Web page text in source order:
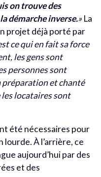
on trouve des
démarche inverse.» La
projet déjà porté par
ce qui en fait sa force
les gens sont
personnes sont
préparation et chanté
les locataires sont
été nécessaires pour
À l’arrière, ce
aujourd’hui par des
et des